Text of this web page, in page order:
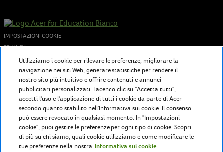
IMPOSTAZIONI COOKIE
PRIVACY
COOKIES POLICY
© 2026 Acer Inc. - P.I. 02730250962
Chi siamo
Acer for Education offre a insegnanti e studenti tecnologie in continua
evoluzione per ispirare e promuovere un'istruzione senza tempo.
Utilizziamo i cookie per rilevare le preferenze, migliorare la
navigazione nei siti Web, generare statistiche per rendere il
nostro sito più intuitivo e offrire contenuti e annunci
pubblicitari personalizzati. Facendo clic su "Accetta tutti",
accetti l'uso e l'applicazione di tutti i cookie da parte di Acer
secondo quanto stabilito nell'Informativa sui cookie. Il consenso
può essere revocato in qualsiasi momento. In "Impostazioni
cookie", puoi gestire le preferenze per ogni tipo di cookie. Scopri
di più su chi siamo, quali cookie utilizziamo e come modificare le
tue preferenze nella nostra Informativa sui cookie.